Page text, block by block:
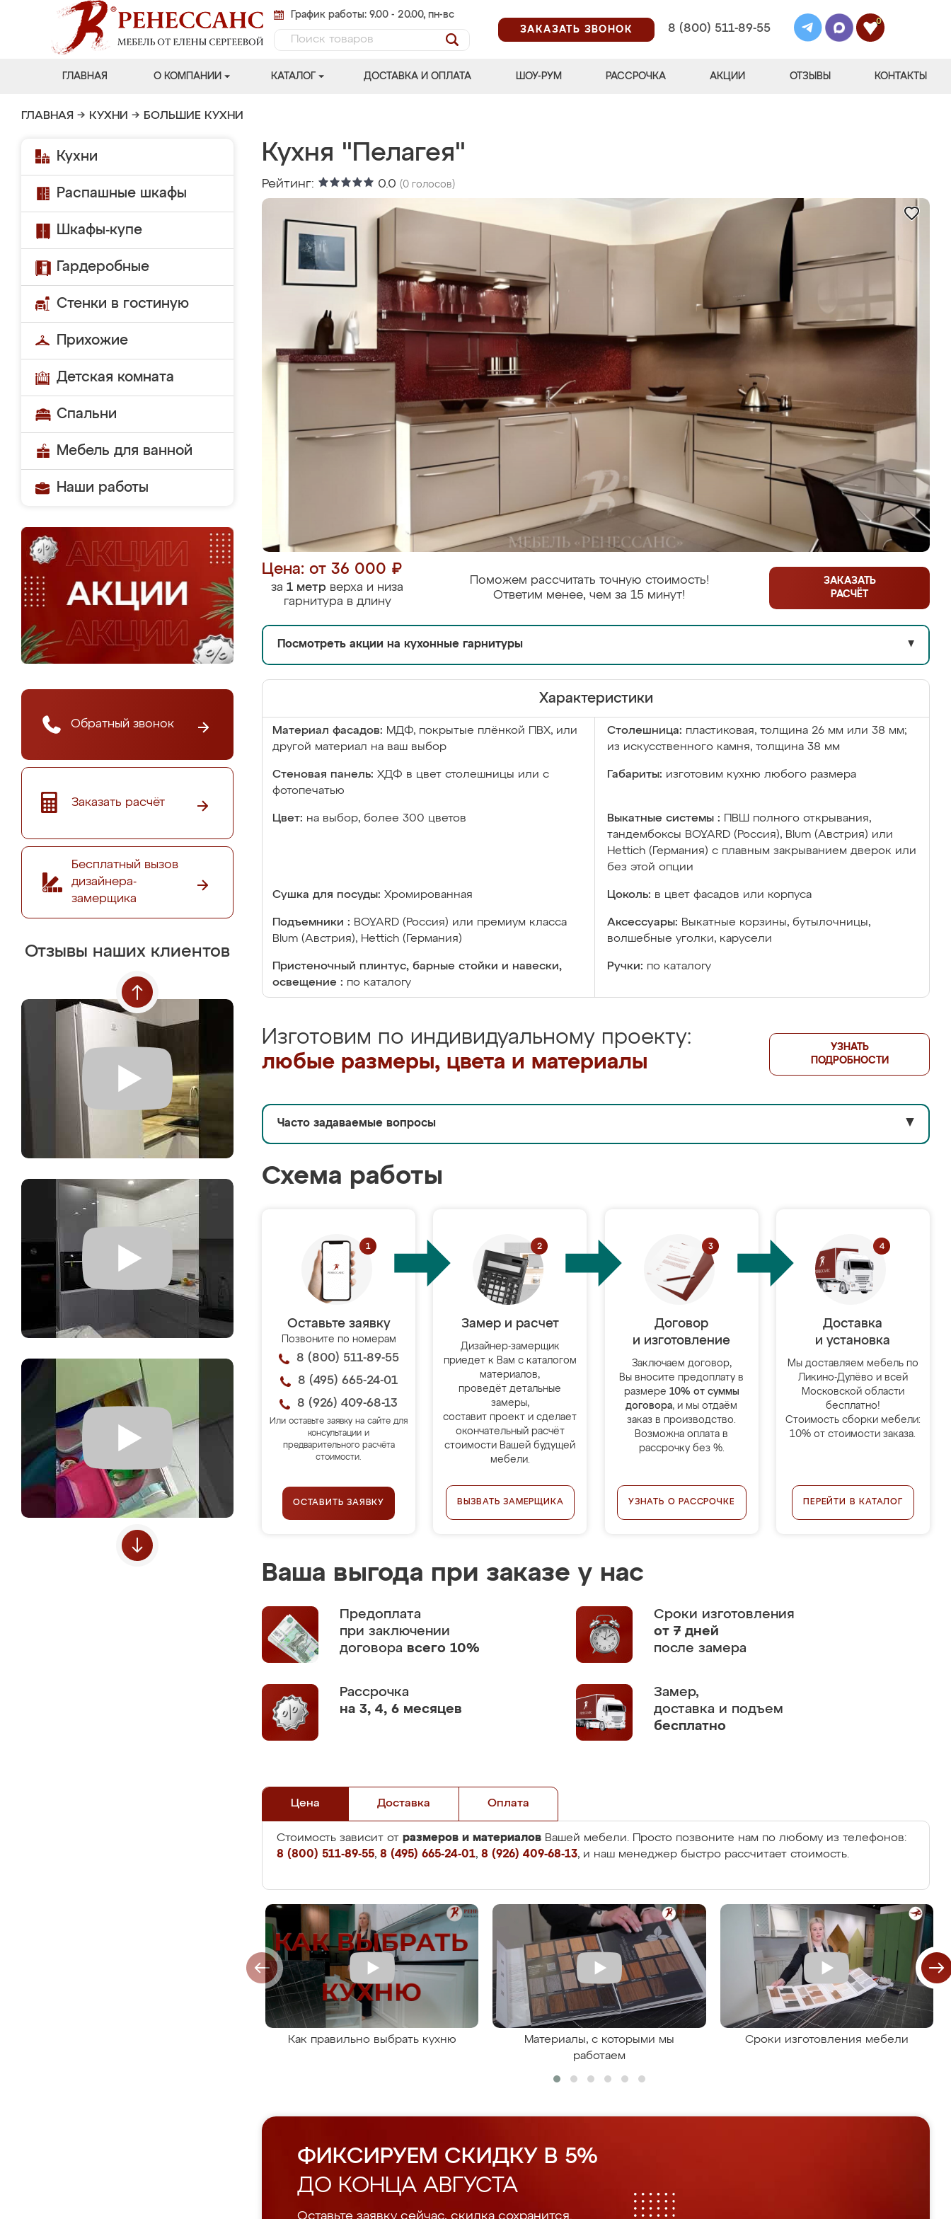
График работы: 9.00 - 20.00, пн-вс
ЗАКАЗАТЬ ЗВОНОК
8 (800) 511-89-55
0
ГЛАВНАЯ О КОМПАНИИ КАТАЛОГ ДОСТАВКА И ОПЛАТА ШОУ-РУМ РАССРОЧКА АКЦИИ ОТЗЫВЫ КОНТАКТЫ
ГЛАВНАЯ → КУХНИ → БОЛЬШИЕ КУХНИ
Кухни
Распашные шкафы
Шкафы-купе
Гардеробные
Стенки в гостиную
Прихожие
Детская комната
Спальни
Мебель для ванной
Наши работы
Обратный звонок
Заказать расчёт
Бесплатный вызов
дизайнера-
замерщика
Отзывы наших клиентов
Кухня "Пелагея"
Рейтинг: 0.0 (0 голосов)
Цена: от 36 000 ₽
за 1 метр верха и низа
гарнитура в длину
Поможем рассчитать точную стоимость!
Ответим менее, чем за 15 минут!
ЗАКАЗАТЬ
РАСЧЁТ
Посмотреть акции на кухонные гарнитуры ▼
Характеристики
Материал фасадов: МДФ, покрытые плёнкой ПВХ, или
другой материал на ваш выбор
Столешница: пластиковая, толщина 26 мм или 38 мм;
из искусственного камня, толщина 38 мм
Стеновая панель: ХДФ в цвет столешницы или с
фотопечатью
Габариты: изготовим кухню любого размера
Цвет: на выбор, более 300 цветов Выкатные системы :
ПВШ полного открывания,
тандембоксы BOYARD (Россия), Blum (Австрия) или
Hettich (Германия) с плавным закрыванием дверок или
без этой опции
Сушка для посуды: Хромированная Цоколь: в цвет фасадов или корпуса
Подъемники : BOYARD (Россия) или премиум класса
Blum (Австрия), Hettich (Германия)
Аксессуары: Выкатные корзины, бутылочницы,
волшебные уголки, карусели
Пристеночный плинтус, барные стойки и навески,
освещение : по каталогу
Ручки: по каталогу
Изготовим по индивидуальному проекту:
любые размеры, цвета и материалы
УЗНАТЬ
ПОДРОБНОСТИ
Часто задаваемые вопросы ▼
Схема работы
Оставьте заявку
Позвоните по номерам
8 (800) 511-89-55
8 (495) 665-24-01
8 (926) 409-68-13
Или оставьте заявку на сайте для
консультации и
предварительного расчёта
стоимости.
ОСТАВИТЬ ЗАЯВКУ
Замер и расчет
Дизайнер-замерщик
приедет к Вам с каталогом
материалов,
проведёт детальные
замеры,
составит проект и сделает
окончательный расчёт
стоимости Вашей будущей
мебели.
ВЫЗВАТЬ ЗАМЕРЩИКА
Договор
и изготовление
Заключаем договор,
Вы вносите предоплату в
размере 10% от суммы
договора, и мы отдаём
заказ в производство.
Возможна оплата в
рассрочку без %.
УЗНАТЬ О РАССРОЧКЕ
Доставка
и установка
Мы доставляем мебель по
Ликино-Дулёво и всей
Московской области
бесплатно!
Стоимость сборки мебели:
10% от стоимости заказа.
ПЕРЕЙТИ В КАТАЛОГ
Ваша выгода при заказе у нас
Предоплата
при заключении
договора всего 10%
Сроки изготовления
от 7 дней
после замера
Рассрочка
на 3, 4, 6 месяцев
Замер,
доставка и подъем
бесплатно
Цена Доставка Оплата
Стоимость зависит от размеров и материалов Вашей мебели. Просто позвоните нам по любому из телефонов:
8 (800) 511-89-55, 8 (495) 665-24-01, 8 (926) 409-68-13, и наш менеджер быстро рассчитает стоимость.
Как правильно выбрать кухню
Материалы, с которыми мы
работаем
Сроки изготовления мебели
ФИКСИРУЕМ СКИДКУ В 5%
ДО КОНЦА АВГУСТА
Оставьте заявку сейчас, скидка сохранится.